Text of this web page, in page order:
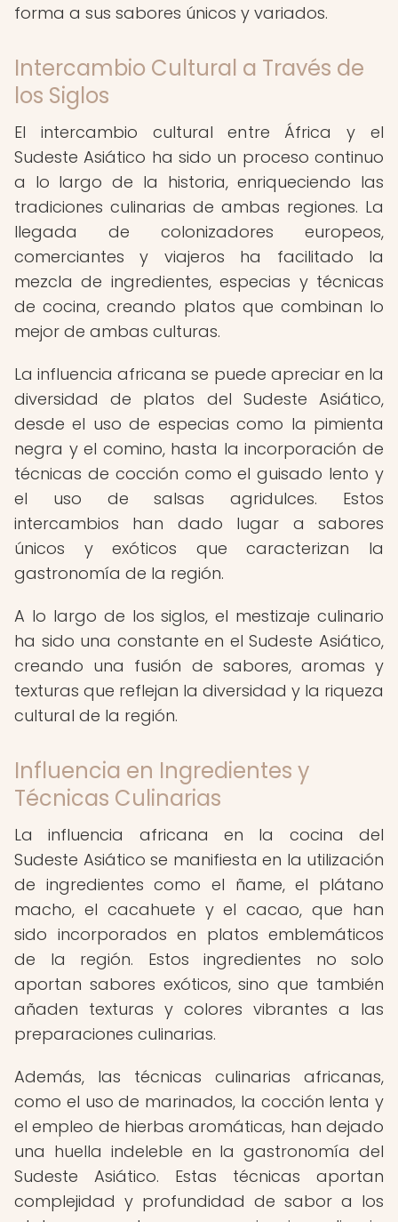
forma a sus sabores únicos y variados.
Intercambio Cultural a Través de
los Siglos
El intercambio cultural entre África y el
Sudeste Asiático ha sido un proceso continuo
a lo largo de la historia, enriqueciendo las
tradiciones culinarias de ambas regiones. La
llegada de colonizadores europeos,
comerciantes y viajeros ha facilitado la
mezcla de ingredientes, especias y técnicas
de cocina, creando platos que combinan lo
mejor de ambas culturas.
La influencia africana se puede apreciar en la
diversidad de platos del Sudeste Asiático,
desde el uso de especias como la pimienta
negra y el comino, hasta la incorporación de
técnicas de cocción como el guisado lento y
el uso de salsas agridulces. Estos
intercambios han dado lugar a sabores
únicos y exóticos que caracterizan la
gastronomía de la región.
A lo largo de los siglos, el mestizaje culinario
ha sido una constante en el Sudeste Asiático,
creando una fusión de sabores, aromas y
texturas que reflejan la diversidad y la riqueza
cultural de la región.
Influencia en Ingredientes y
Técnicas Culinarias
La influencia africana en la cocina del
Sudeste Asiático se manifiesta en la utilización
de ingredientes como el ñame, el plátano
macho, el cacahuete y el cacao, que han
sido incorporados en platos emblemáticos
de la región. Estos ingredientes no solo
aportan sabores exóticos, sino que también
añaden texturas y colores vibrantes a las
preparaciones culinarias.
Además, las técnicas culinarias africanas,
como el uso de marinados, la cocción lenta y
el empleo de hierbas aromáticas, han dejado
una huella indeleble en la gastronomía del
Sudeste Asiático. Estas técnicas aportan
complejidad y profundidad de sabor a los